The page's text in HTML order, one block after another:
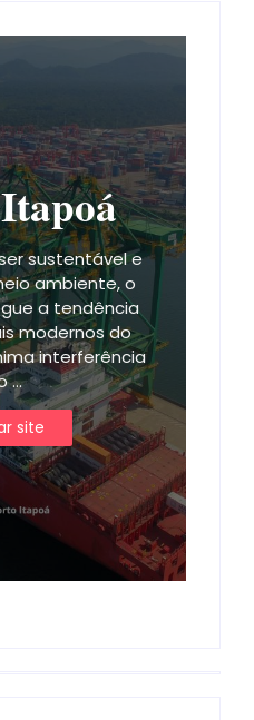
sustentável e
ambiente, o
a tendência
modernos do
interferência
...
site